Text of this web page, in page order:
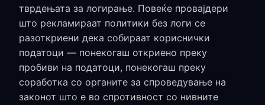
тврдењата за логирање. Повеќе провајдери
што рекламираат политики без логи се
разоткриени дека собираат кориснички
податоци — понекогаш откриено преку
пробиви на податоци, понекогаш преку
соработка со органите за спроведување на
законот што е во спротивност со нивните